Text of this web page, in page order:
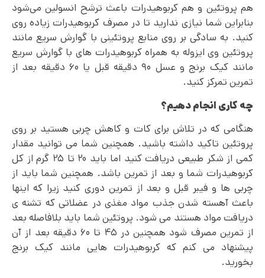
هم پروتئین و هم کربوهیدرات باعث ترشح انسولین می‌شود
بنابراین شما نیازی ندارید تا در مصرف کربوهیدرات زیاده روی
کنید. به سادگی بر روی منابع پروتئینی با گوارش سریع مانند
پروتئین وی ایزوله به همراه کربوهیدرات های با گوارش سریع
مانند کیک برنج و عسل ۹۰ دقیقه قبل یا ۶۰ دقیقه بعد از
تمرین تمرکز کنید.
چه کاری انجام دهیم؟
هنگامی که در تلاش برای کات و کاهش چربی هستید بر روی
پروتئین تاکید داشته باشید. همچنین شما می توانید مقدار
کمی از شکر طبیعی دریافت کنید اما باید ۲۰ تا ۲۵ گرم از کل
کربوهیدرات شما و بعد از تمرین باشد. همچنین شما باید از
چربی ها و فیبر قبل و بعد از تمرین دوری کنید زیرا که اینها
باعث آهسته شدن جذب مواد مغذی در عضلاتی که تشنه ی
دریافت مواد هستند می شود. پروتئین شما باید بلافاصله بعد
از تمرین مصرف شود همچنین در ۴۵ تا ۶۰ دقیقه بعد از آن
پیشنهاد می کنم که کربوهیدرات هایی مانند کیک برنج
بخورید.